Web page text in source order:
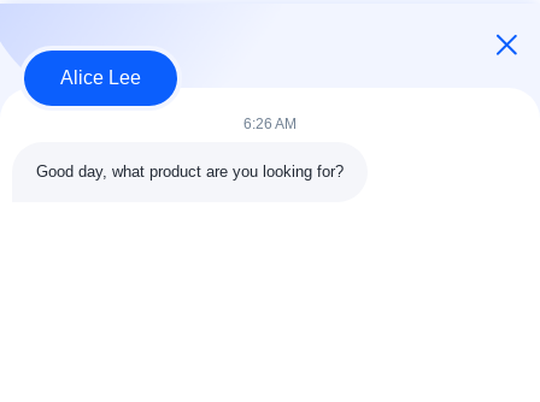
ตัว
ทั้งหมด
การก่อสร้างโครงสร้าง
Alice Lee
6:26 AM
Good day, what product are you looking for?